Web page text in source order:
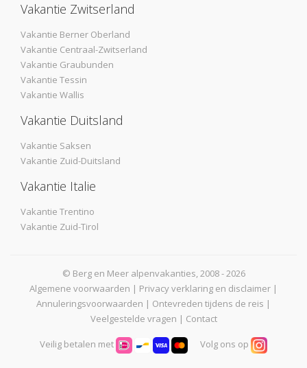
Vakantie Zwitserland
Vakantie Berner Oberland
Vakantie Centraal-Zwitserland
Vakantie Graubunden
Vakantie Tessin
Vakantie Wallis
Vakantie Duitsland
Vakantie Saksen
Vakantie Zuid-Duitsland
Vakantie Italie
Vakantie Trentino
Vakantie Zuid-Tirol
© Berg en Meer alpenvakanties, 2008 - 2026
Algemene voorwaarden | Privacy verklaring en disclaimer |
Annuleringsvoorwaarden | Ontevreden tijdens de reis |
Veelgestelde vragen | Contact
Veilig betalen met Volg ons op